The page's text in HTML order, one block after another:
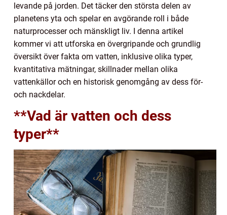
levande på jorden. Det täcker den största delen av
planetens yta och spelar en avgörande roll i både
naturprocesser och mänskligt liv. I denna artikel
kommer vi att utforska en övergripande och grundlig
översikt över fakta om vatten, inklusive olika typer,
kvantitativa mätningar, skillnader mellan olika
vattenkällor och en historisk genomgång av dess för-
och nackdelar.
**Vad är vatten och dess
typer**